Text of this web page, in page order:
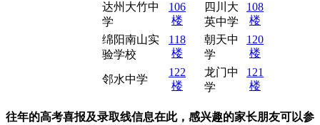
达州大竹中
学
106
楼
四川大
英中学
108
楼
绵阳南山实
验学校
118
楼
朝天中
学
120
楼
邻水中学
122
楼
龙门中
学
121
楼
往年的高考喜报及录取线信息在此，感兴趣的家长朋友可以参